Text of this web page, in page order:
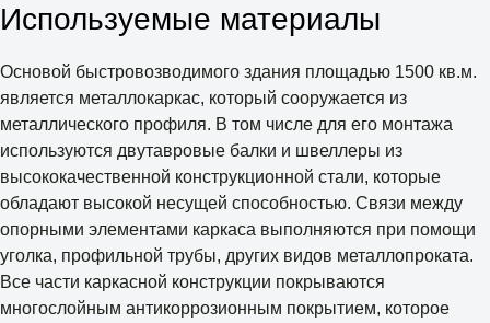
Используемые материалы
Основой быстровозводимого здания площадью 1500 кв.м.
является металлокаркас, который сооружается из
металлического профиля. В том числе для его монтажа
используются двутавровые балки и швеллеры из
высококачественной конструкционной стали, которые
обладают высокой несущей способностью. Связи между
опорными элементами каркаса выполняются при помощи
уголка, профильной трубы, других видов металлопроката.
Все части каркасной конструкции покрываются
многослойным антикоррозионным покрытием, которое